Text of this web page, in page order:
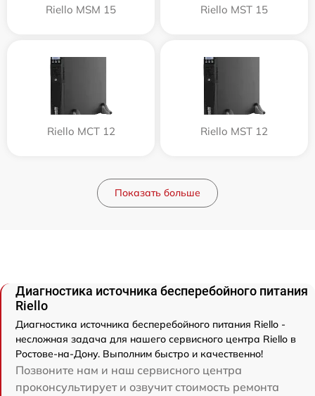
Riello MSM 15 Riello MST 15
Riello MCT 12 Riello MST 12
Показать больше
Диагностика источника бесперебойного питания
Riello
Диагностика источника бесперебойного питания Riello -
несложная задача для нашего сервисного центра Riello в
Ростове-на-Дону. Выполним быстро и качественно!
Позвоните нам и наш сервисного центра
проконсультирует и озвучит стоимость ремонта